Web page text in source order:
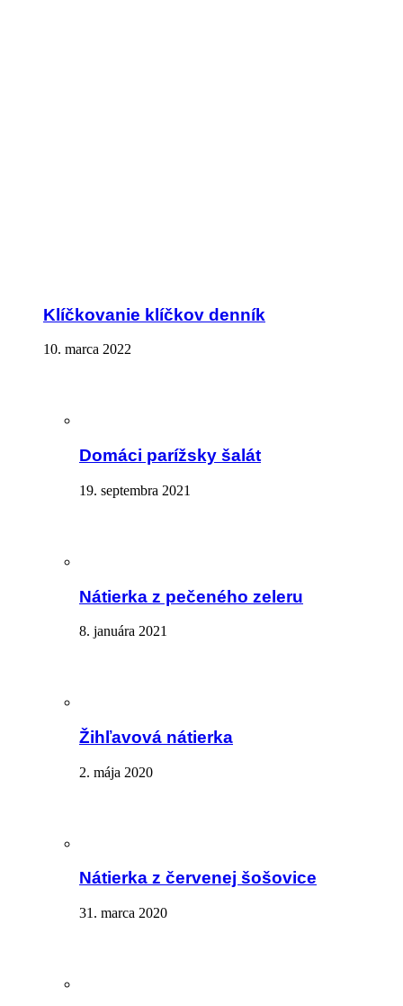
Klíčkovanie klíčkov denník
10. marca 2022
Domáci parížsky šalát
19. septembra 2021
Nátierka z pečeného zeleru
8. januára 2021
Žihľavová nátierka
2. mája 2020
Nátierka z červenej šošovice
31. marca 2020